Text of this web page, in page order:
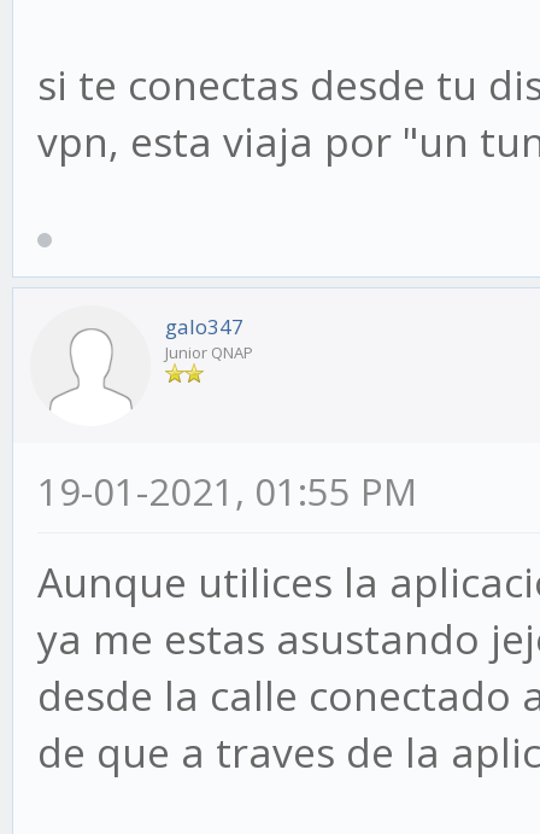
si te conectas desde tu
vpn, esta viaja por "un
galo347
Junior QNAP
19-01-2021, 01:55 PM
Aunque utilices la
ya me estas asustando
desde la calle
de que a traves de la